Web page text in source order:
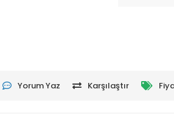
Yorum Yaz Karşılaştır